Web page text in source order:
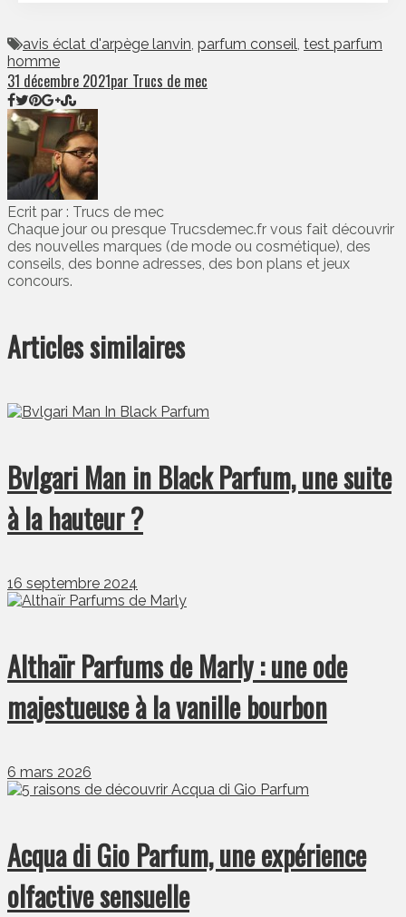
avis éclat d'arpège lanvin, parfum conseil, test parfum
homme
31 décembre 2021par Trucs de mec
Ecrit par : Trucs de mec
Chaque jour ou presque Trucsdemec.fr vous fait découvrir
des nouvelles marques (de mode ou cosmétique), des
conseils, des bonne adresses, des bon plans et jeux
concours.
Articles similaires
Bvlgari Man in Black Parfum, une suite
à la hauteur ?
16 septembre 2024
Althaïr Parfums de Marly : une ode
majestueuse à la vanille bourbon
6 mars 2026
Acqua di Gio Parfum, une expérience
olfactive sensuelle